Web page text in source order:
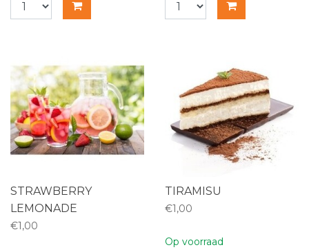
STRAWBERRY
LEMONADE
€1,00
TIRAMISU
€1,00
Op voorraad